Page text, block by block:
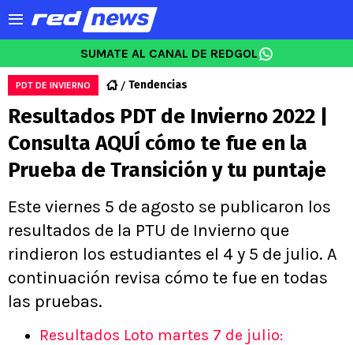
SUMATE AL CANAL DE REDGOL
PDT DE INVIERNO Tendencias
Resultados PDT de Invierno 2022 |
Consulta AQUÍ cómo te fue en la
Prueba de Transición y tu puntaje
Este viernes 5 de agosto se publicaron los
resultados de la PTU de Invierno que
rindieron los estudiantes el 4 y 5 de julio. A
continuación revisa cómo te fue en todas
las pruebas.
Resultados Loto martes 7 de julio: